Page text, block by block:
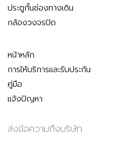
ประตูกั้นช่องทางเดิน
กล้องวงจรปิด
หน้าหลัก
การให้บริการและรับประกัน
คู่มือ
แจ้งปัญหา
ส่งข้อความถึงบริษัท